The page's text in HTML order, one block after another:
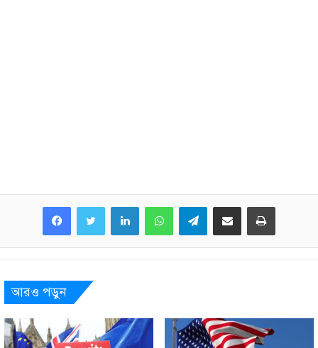
LinkedInWhatsAppTelegramShare via Email Print
আরও পড়ুন